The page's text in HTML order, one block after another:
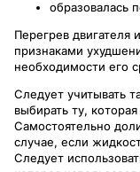
образовалась
Перегрев
признаками
необходимости его
Следует учитывать
выбирать ту,
Самостоятельно
случае, если
Следует